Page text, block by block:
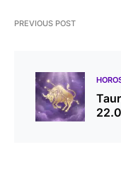
PREVIOUS POST